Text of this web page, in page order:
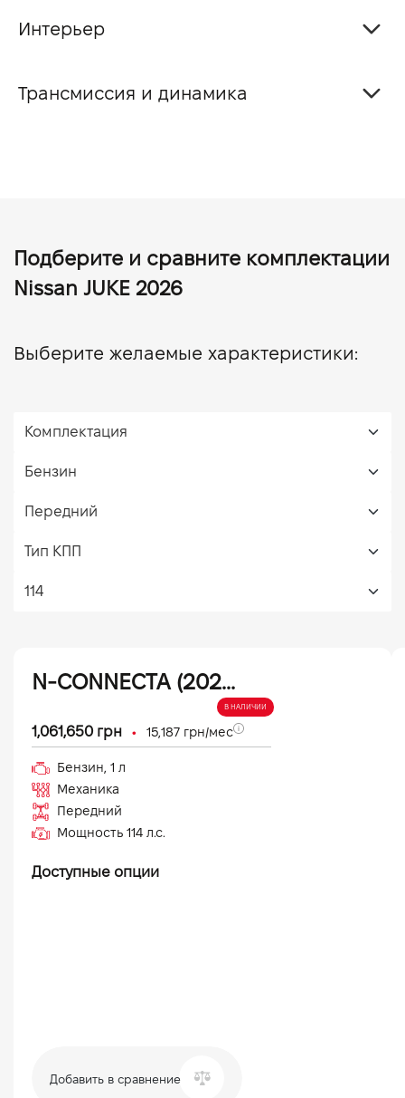
Интерьер
Трансмиссия и динамика
Подберите и сравните комплектации
Nissan JUKE 2026
Выберите желаемые характеристики:
N-CONNECTA (2026)
В НАЛИЧИИ
1,061,650 грн • 15,187 грн/мес
Бензин, 1 л
Механика
Передний
Мощность 114 л.с.
Доступные опции
Добавить в сравнение